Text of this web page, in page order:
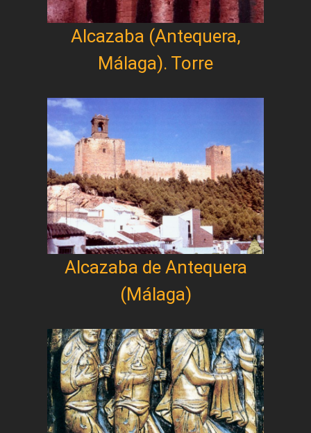
Alcazaba (Antequera,
Málaga). Torre
Alcazaba de Antequera
(Málaga)